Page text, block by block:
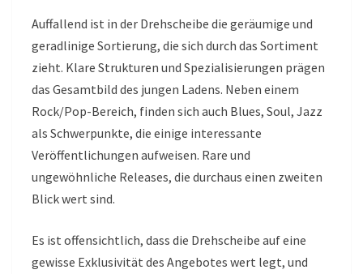
Auffallend ist in der Drehscheibe die geräumige und
geradlinige Sortierung, die sich durch das Sortiment
zieht. Klare Strukturen und Spezialisierungen prägen
das Gesamtbild des jungen Ladens. Neben einem
Rock/Pop-Bereich, finden sich auch Blues, Soul, Jazz
als Schwerpunkte, die einige interessante
Veröffentlichungen aufweisen. Rare und
ungewöhnliche Releases, die durchaus einen zweiten
Blick wert sind.
Es ist offensichtlich, dass die Drehscheibe auf eine
gewisse Exklusivität des Angebotes wert legt, und